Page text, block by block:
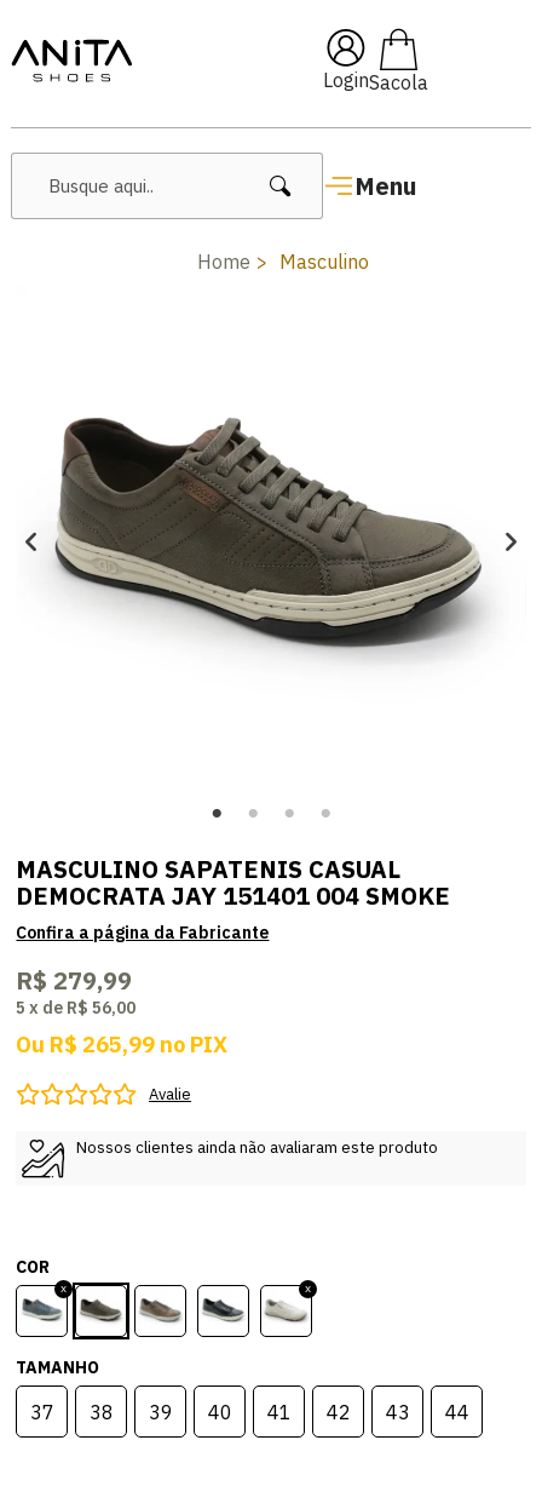
Login
Menu
🔥 Lançamentos Femininos
Home Masculino
MASCULINO SAPATENIS CASUAL
DEMOCRATA JAY 151401 004 SMOKE
R$ 279,99
5 x de R$ 56,00
Ou R$ 265,99 no PIX
Avalie
Nossos clientes ainda não avaliaram este produto
COR
TAMANHO
37 38 39 40 41 42 43 44